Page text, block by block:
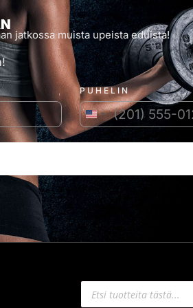
jatkossa muista upeista eduista!
PUHELIN
Yhdysvallat +1